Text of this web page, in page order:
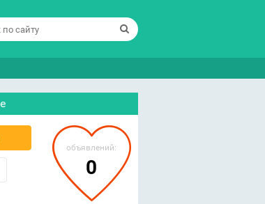
объявлений:
0